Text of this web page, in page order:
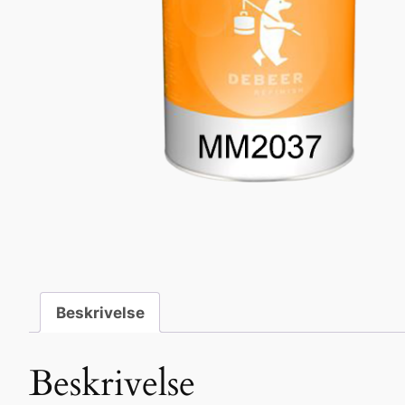
Beskrivelse
Beskrivelse